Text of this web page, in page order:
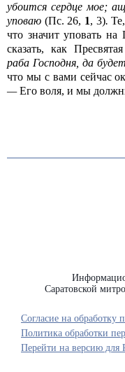
убоится сердце мое;
уповаю (Пс. 26, 1, 3).
что значит уповать
сказать, как
раба Господня, да
что мы с вами сейчас
—Его воля, и мы
Саратовской
Согласие на обработку
Политика обработки
Перейти на версию для